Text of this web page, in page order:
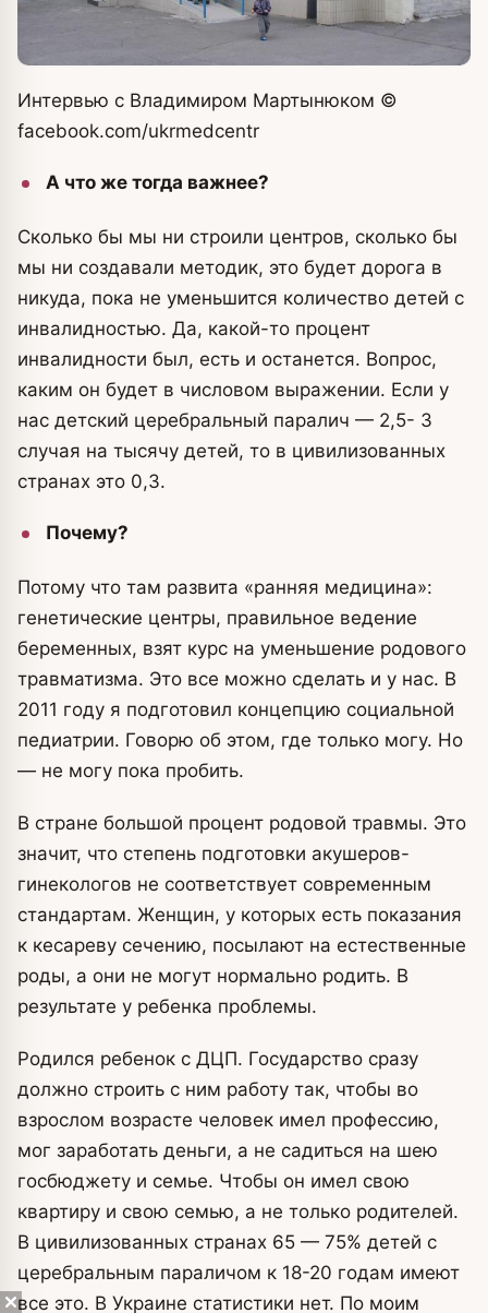
Интервью с Владимиром Мартынюком ©
facebook.com/ukrmedcentr
А что же тогда важнее?
Сколько бы мы ни строили центров, сколько бы
мы ни создавали методик, это будет дорога в
никуда, пока не уменьшится количество детей с
инвалидностью. Да, какой-то процент
инвалидности был, есть и останется. Вопрос,
каким он будет в числовом выражении. Если у
нас детский церебральный паралич — 2,5- 3
случая на тысячу детей, то в цивилизованных
странах это 0,3.
Почему?
Потому что там развита «ранняя медицина»:
генетические центры, правильное ведение
беременных, взят курс на уменьшение родового
травматизма. Это все можно сделать и у нас. В
2011 году я подготовил концепцию социальной
педиатрии. Говорю об этом, где только могу. Но
— не могу пока пробить.
В стране большой процент родовой травмы. Это
значит, что степень подготовки акушеров-
гинекологов не соответствует современным
стандартам. Женщин, у которых есть показания
к кесареву сечению, посылают на естественные
роды, а они не могут нормально родить. В
результате у ребенка проблемы.
Родился ребенок с ДЦП. Государство сразу
должно строить с ним работу так, чтобы во
взрослом возрасте человек имел профессию,
мог заработать деньги, а не садиться на шею
госбюджету и семье. Чтобы он имел свою
квартиру и свою семью, а не только родителей.
В цивилизованных странах 65 — 75% детей с
церебральным параличом к 18-20 годам имеют
все это. В Украине статистики нет. По моим